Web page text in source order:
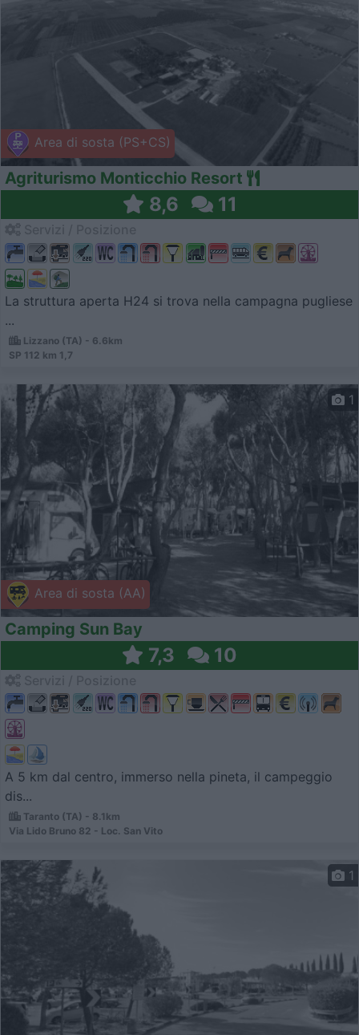
Area di sosta (PS+CS)
Agriturismo Monticchio Resort
8,6 11
La struttura aperta H24 si trova nella campagna pugliese
...
Lizzano (TA) - 6.6km
SP 112 km 1,7
Area di sosta (AA)
1
Camping Sun Bay
7,3 10
A 5 km dal centro, immerso nella pineta, il campeggio
dis...
Taranto (TA) - 8.1km
Via Lido Bruno 82 - Loc. San Vito
1